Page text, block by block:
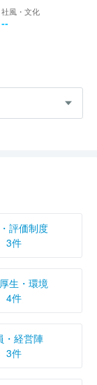
社風・文化
--
評価制度
3件
生・環境
4件
・経営陣
3件